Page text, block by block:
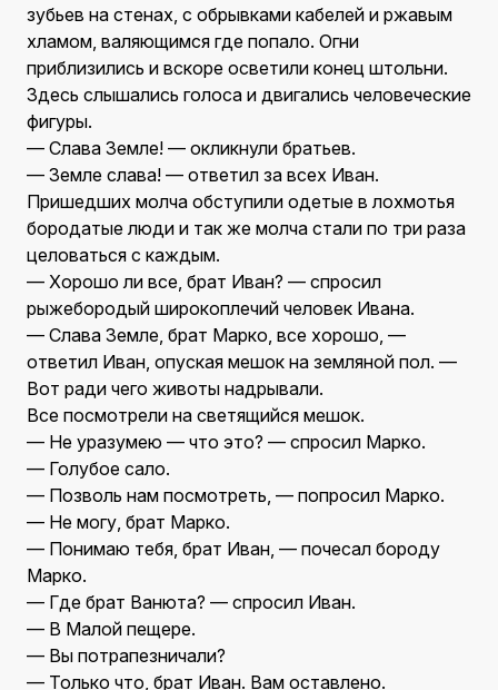
зубьев на стенах, с обрывками кабелей и ржавым
хламом, валяющимся где попало. Огни
приблизились и вскоре осветили конец штольни.
Здесь слышались голоса и двигались человеческие
фигуры.
— Слава Земле! — окликнули братьев.
— Земле слава! — ответил за всех Иван.
Пришедших молча обступили одетые в лохмотья
бородатые люди и так же молча стали по три раза
целоваться с каждым.
— Хорошо ли все, брат Иван? — спросил
рыжебородый широкоплечий человек Ивана.
— Слава Земле, брат Марко, все хорошо, —
ответил Иван, опуская мешок на земляной пол. —
Вот ради чего животы надрывали.
Все посмотрели на светящийся мешок.
— Не уразумею — что это? — спросил Марко.
— Голубое сало.
— Позволь нам посмотреть, — попросил Марко.
— Не могу, брат Марко.
— Понимаю тебя, брат Иван, — почесал бороду
Марко.
— Где брат Ванюта? — спросил Иван.
— В Малой пещере.
— Вы потрапезничали?
— Только что, брат Иван. Вам оставлено.